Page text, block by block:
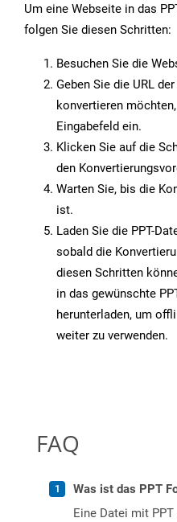
Um eine Webseite in das
folgen Sie diesen Schritten:
Besuchen Sie die
Geben Sie die URL
konvertieren
Eingabefeld ein.
Klicken Sie auf die
den
Warten Sie, bis die
ist.
Laden Sie die PPT-
sobald die
diesen Schritten
in das gewünschte
herunterladen, um
weiter zu verwenden.
FAQ
Was ist das PPT
Eine Datei mit